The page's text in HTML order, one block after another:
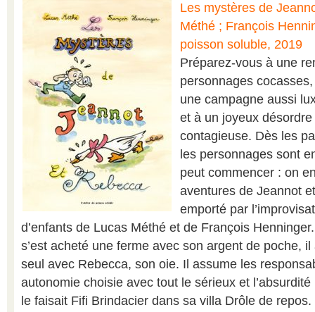
Les mystères de
Méthé ; François
poisson soluble, 2019
Préparez-vous à une
personnages
une campagne aussi
et à un joyeux
contagieuse. Dès les
les personnages sont
peut commencer : on
aventures de Jeannot
emporté par
d’enfants de Lucas Méthé et de François
s’est acheté une ferme avec son argent de poche, il
seul avec Rebecca, son oie. Il assume les
autonomie choisie avec tout le sérieux et
le faisait Fifi Brindacier dans sa villa Drôle de repos.